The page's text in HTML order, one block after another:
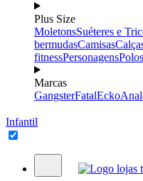
Plus Size
MoletonsSuéteres e
bermudasCamisas
fitnessPersonagensPolos
Marcas
GangsterFatalEcko
Infantil